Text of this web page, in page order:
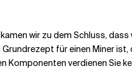
wir zu dem Schluss,
für einen Miner
Komponenten verdienen Sie